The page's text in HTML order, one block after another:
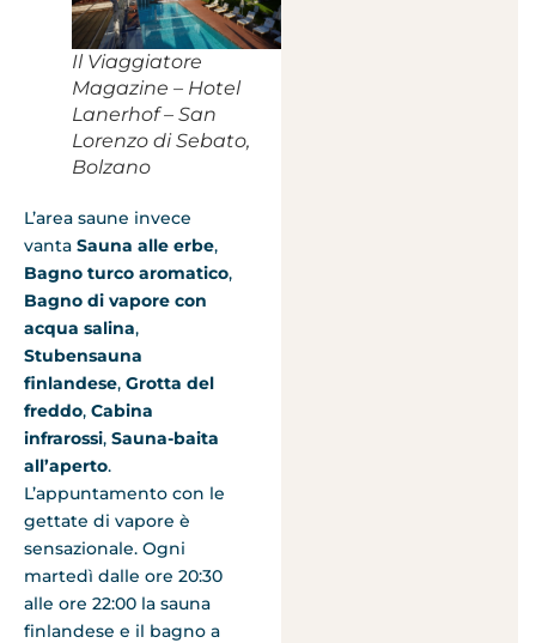
Il Viaggiatore
Magazine – Hotel
Lanerhof – San
Lorenzo di Sebato,
Bolzano
L’area saune invece
vanta Sauna alle erbe,
Bagno turco aromatico,
Bagno di vapore con
acqua salina,
Stubensauna
finlandese, Grotta del
freddo, Cabina
infrarossi, Sauna-baita
all’aperto.
L’appuntamento con le
gettate di vapore è
sensazionale. Ogni
martedì dalle ore 20:30
alle ore 22:00 la sauna
finlandese e il bagno a